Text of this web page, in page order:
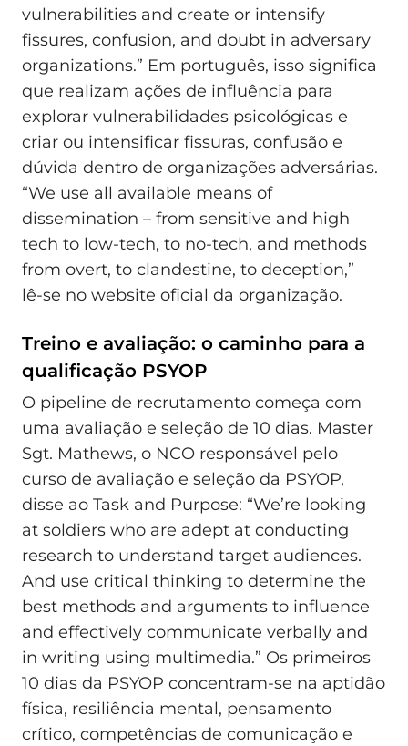
vulnerabilities and create or intensify
fissures, confusion, and doubt in adversary
organizations.” Em português, isso significa
que realizam ações de influência para
explorar vulnerabilidades psicológicas e
criar ou intensificar fissuras, confusão e
dúvida dentro de organizações adversárias.
“We use all available means of
dissemination – from sensitive and high
tech to low-tech, to no-tech, and methods
from overt, to clandestine, to deception,”
lê‑se no website oficial da organização.
Treino e avaliação: o caminho para a
qualificação PSYOP
O pipeline de recrutamento começa com
uma avaliação e seleção de 10 dias. Master
Sgt. Mathews, o NCO responsável pelo
curso de avaliação e seleção da PSYOP,
disse ao Task and Purpose: “We’re looking
at soldiers who are adept at conducting
research to understand target audiences.
And use critical thinking to determine the
best methods and arguments to influence
and effectively communicate verbally and
in writing using multimedia.” Os primeiros
10 dias da PSYOP concentram‑se na aptidão
física, resiliência mental, pensamento
crítico, competências de comunicação e